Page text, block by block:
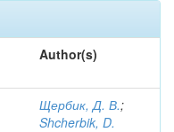
Author(s)
Щербик, Д. В.;
Shcherbik, D.